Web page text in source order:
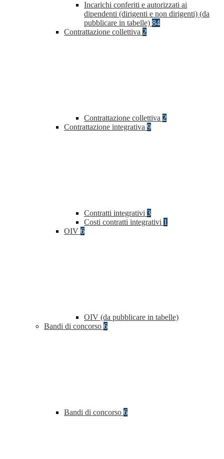
Incarichi conferiti e autorizzati ai
dipendenti (dirigenti e non dirigenti) (da
pubblicare in tabelle) 84
Contrattazione collettiva 2
Contrattazione collettiva 2
Contrattazione integrativa 9
Contratti integrativi 3
Costi contratti integrativi 1
OIV 6
OIV (da pubblicare in tabelle)
Bandi di concorso 6
Bandi di concorso 6